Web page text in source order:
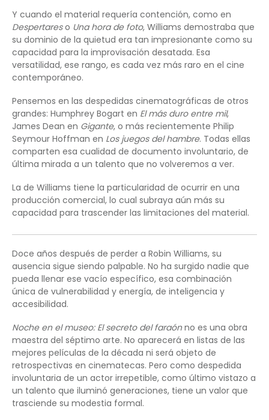
Y cuando el material requería contención, como en
Despertareso Una hora de foto, Williams demostraba que
su dominio de la quietud era tan impresionante como su
capacidad para la improvisación desatada. Esa
versatilidad, ese rango, es cada vez más raro en el cine
contemporáneo.
Pensemos en las despedidas cinematográficas de otros
grandes: Humphrey Bogart en El más duro entre mil,
James Dean en Gigante, o más recientemente Philip
Seymour Hoffman en Los juegos del hambre. Todas ellas
comparten esa cualidad de documento involuntario, de
última mirada a un talento que no volveremos a ver.
La de Williams tiene la particularidad de ocurrir en una
producción comercial, lo cual subraya aún más su
capacidad para trascender las limitaciones del material.
Doce años después de perder a Robin Williams, su
ausencia sigue siendo palpable. No ha surgido nadie que
pueda llenar ese vacío específico, esa combinación
única de vulnerabilidad y energía, de inteligencia y
accesibilidad.
Noche en el museo: El secreto del faraónno es una obra
maestra del séptimo arte. No aparecerá en listas de las
mejores películas de la década ni será objeto de
retrospectivas en cinematecas. Pero como despedida
involuntaria de un actor irrepetible, como último vistazo a
un talento que iluminó generaciones, tiene un valor que
trasciende su modestia formal.